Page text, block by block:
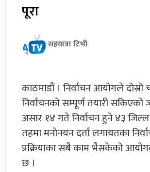
पूरा
सहयात्रा टिभी
काठमाडौं । निर्वाचन आयोगले
निर्वाचनको सम्पूर्ण तयारी सकिएको
असार १४ गते निर्वाचन हुने ४३
तहमा मनोनयन दर्ता लगायतका
प्रक्रियाका सबै काम भैसकेको
छ ।